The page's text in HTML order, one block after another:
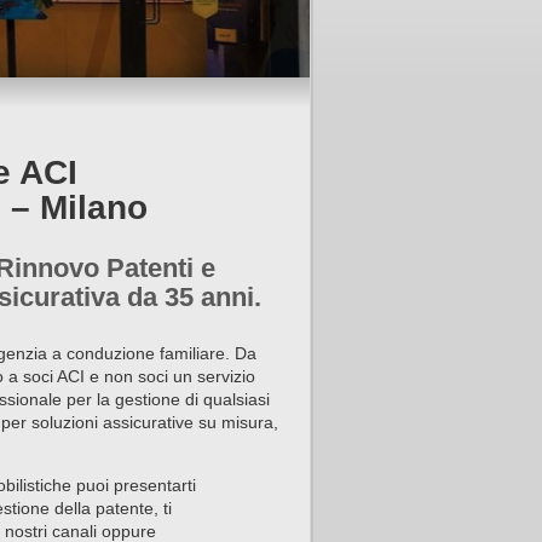
ACI
– Milano
Patenti e
da 35 anni.
a conduzione familiare. Da
soci ACI e non soci un servizio
per la gestione di qualsiasi
soluzioni assicurative su misura,
puoi presentarti
della patente, ti
canali oppure